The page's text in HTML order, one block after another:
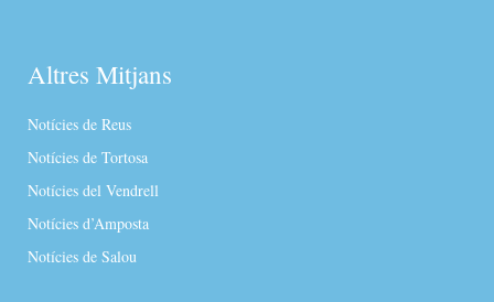
Altres Mitjans
Notícies de Reus
Notícies de Tortosa
Notícies del Vendrell
Notícies d’Amposta
Notícies de Salou